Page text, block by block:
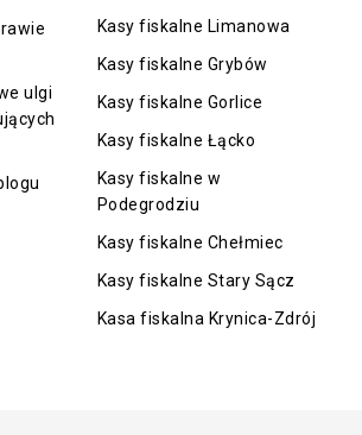
ulgi
Kasy fiskalne Limanowa
Kasy fiskalne Grybów
Kasy fiskalne Gorlice
Kasy fiskalne Łącko
Kasy fiskalne w
Podegrodziu
Kasy fiskalne Chełmiec
Kasy fiskalne Stary Sącz
Kasa fiskalna Krynica-Zdrój